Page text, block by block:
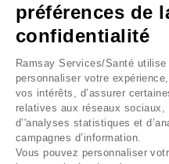
1 … 3 … 4
préférences de
confidentialité
Ramsay Services/Santé
personnaliser votre
vos intérêts, d’assurer
relatives aux réseaux
d’'analyses statistiques et
campagnes d’information.
Vous pouvez personnaliser